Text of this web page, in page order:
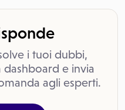
i tuoi dubbi,
dashboard e invia
agli esperti.